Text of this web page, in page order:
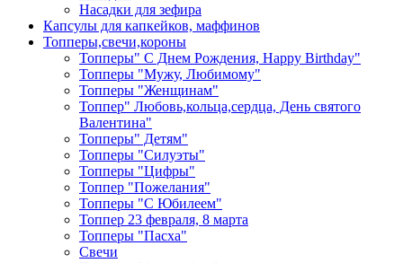
Насадки для зефира
Капсулы для капкейков, маффинов
Топперы,свечи,короны
Топперы" С Днем Рождения, Happy Birthday"
Топперы "Мужу, Любимому"
Топперы "Женщинам"
Топпер" Любовь,кольца,сердца, День святого
Валентина"
Топперы" Детям"
Топперы "Силуэты"
Топперы "Цифры"
Топпер "Пожелания"
Топперы "С Юбилеем"
Топпер 23 февраля, 8 марта
Топперы "Пасха"
Свечи